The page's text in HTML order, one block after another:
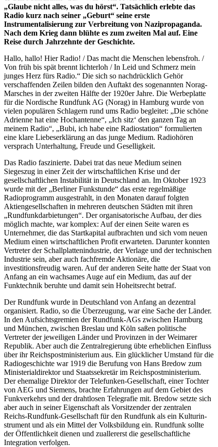
„Glaube nicht alles, was du hörst“. Tatsächlich erlebte das
Radio kurz nach seiner „Geburt“ seine erste
Instrumentalisierung zur Verbreitung von Nazipropaganda.
Nach dem Krieg dann blühte es zum zweiten Mal auf. Eine
Reise durch Jahrzehnte der Geschichte.
Hallo, hallo! Hier Radio! / Das macht die Menschen lebensfroh. /
Von früh bis spät brennt lichterloh / In Leid und Schmerz mein
junges Herz fürs Radio.“ Die sich so nachdrücklich Gehör
verschaffenden Zeilen bilden den Auftakt des sogenannten Norag-
Marsches in der zweiten Hälfte der 1920er Jahre. Die Werbeplatte
für die Nordische Rundfunk AG (Norag) in Hamburg wurde von
vielen populären Schlagern rund ums Radio begleitet: „Die schöne
Adrienne hat eine Hochantenne“, „Ich sitz‘ den ganzen Tag an
meinem Radio“, „Bubi, ich habe eine Radiostation“ formulierten
eine klare Liebeserklärung an das junge Medium. Radiohören
versprach Unterhaltung, Freude und Geselligkeit.
Das Radio faszinierte. Dabei trat das neue Medium seinen
Siegeszug in einer Zeit der wirtschaftlichen Krise und der
gesellschaftlichen Instabilität in Deutschland an. Im Oktober 1923
wurde mit der „Berliner Funkstunde“ das erste regelmäßige
Radioprogramm ausgestrahlt, in den Monaten darauf folgten
Aktiengesellschaften in mehreren deutschen Städten mit ihren
„Rundfunkdarbietungen“. Der organisatorische Aufbau, der dies
möglich machte, war komplex: Auf der einen Seite waren es
Unternehmer, die das Startkapital aufbrachten und sich vom neuen
Medium einen wirtschaftlichen Profit erwarteten. Darunter konnten
Vertreter der Schallplattenindustrie, der Verlage und der technischen
Industrie sein, aber auch fachfremde Aktionäre, die
investitionsfreudig waren. Auf der anderen Seite hatte der Staat von
Anfang an ein wachsames Auge auf ein Medium, das auf der
Funktechnik beruhte und damit sein Hoheitsrecht betraf.
Der Rundfunk wurde in Deutschland von Anfang an dezentral
organisiert. Radio, so die Überzeugung, war eine Sache der Länder.
In den Aufsichtsgremien der Rundfunk-AGs zwischen Hamburg
und München, zwischen Breslau und Köln saßen politische
Vertreter der jeweiligen Länder und Provinzen in der Weimarer
Republik. Aber auch die Zentralregierung übte erheblichen Einfluss
über ihr Reichspostministerium aus. Ein glücklicher Umstand für die
Radiogeschichte war 1919 die Berufung von Hans Bredow zum
Ministerialdirektor und Staatssekretär im Reichspostministerium.
Der ehemalige Direktor der Telefunken-Gesellschaft, einer Tochter
von AEG und Siemens, brachte Erfahrungen auf dem Gebiet des
Funkverkehrs und der drahtlosen Telegrafie mit. Bredow setzte sich
aber auch in seiner Eigenschaft als Vorsitzender der zentralen
Reichs-Rundfunk-Gesellschaft für den Rundfunk als ein Kulturin­
strument und als ein Mittel der Volksbildung ein. Rundfunk sollte
der Öffentlichkeit dienen und zuallererst die gesellschaftliche
Integration verfolgen.